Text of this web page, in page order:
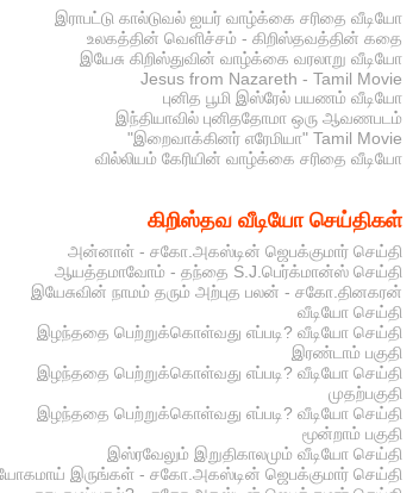
இராபட்டு கால்டுவல் ஐயர் வாழ்க்கை சரிதை வீடியோ
உலகத்தின் வெளிச்சம் - கிறிஸ்தவத்தின் கதை
இயேசு கிறிஸ்துவின் வாழ்க்கை வரலாறு வீடியோ
Jesus from Nazareth - Tamil Movie
புனித பூமி இஸ்ரேல் பயணம் வீடியோ
இந்தியாவில் புனிததோமா ஒரு ஆவணபடம்
"இறைவாக்கினர் எரேமியா" Tamil Movie
வில்லியம் கேரியின் வாழ்க்கை சரிதை வீடியோ
கிறிஸ்தவ வீடியோ செய்திகள்
அன்னாள் - சகோ.அகஸ்டின் ஜெபக்குமார் செய்தி
ஆயத்தமாவோம் - தந்தை S.J.பெர்க்மான்ஸ் செய்தி
இயேசுவின் நாமம் தரும் அற்புத பலன் - சகோ.தினகரன்
வீடியோ செய்தி
இழந்ததை பெற்றுக்கொள்வது எப்படி? வீடியோ செய்தி
இரண்டாம் பகுதி
இழந்ததை பெற்றுக்கொள்வது எப்படி? வீடியோ செய்தி
முதற்பகுதி
இழந்ததை பெற்றுக்கொள்வது எப்படி? வீடியோ செய்தி
மூன்றாம் பகுதி
இஸ்ரவேலும் இறுதிகாலமும் வீடியோ செய்தி
இருங்கள் - சகோ.அகஸ்டின் ஜெபக்குமார் செய்தி